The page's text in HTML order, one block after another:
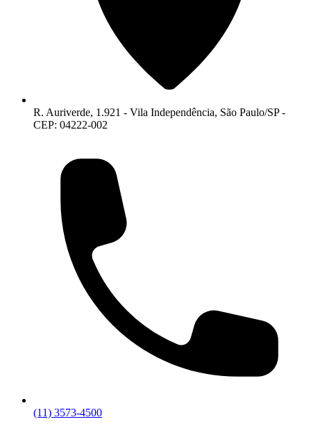
R. Auriverde, 1.921 - Vila Independência, São Paulo/SP -
CEP: 04222-002
(11) 3573-4500